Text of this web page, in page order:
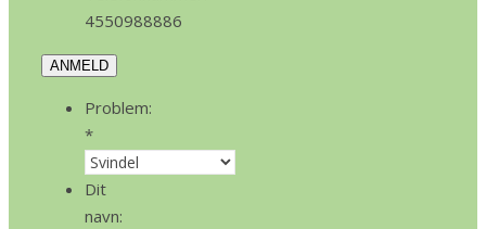
4550988886
ANMELD
Problem:
*
Dit
navn: